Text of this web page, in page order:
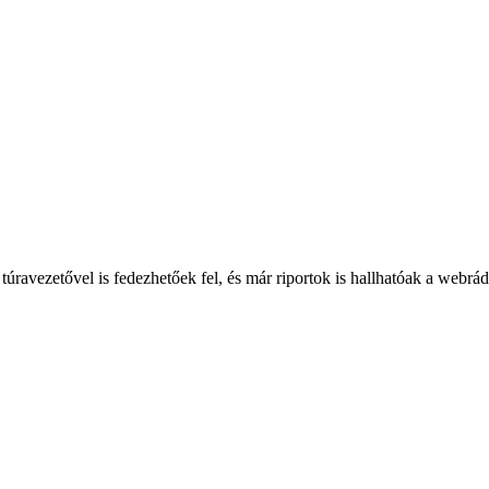
is fedezhetőek fel, és már riportok is hallhatóak a